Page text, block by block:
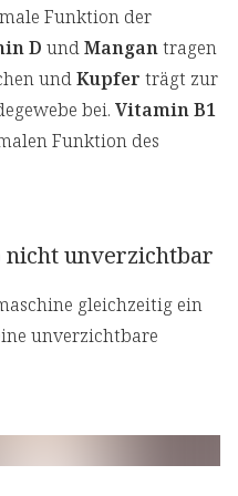
Funktion der
D undMangantragen
undKupfer trägt zur
bei. Vitamin B1
Funktion des
nicht unverzichtbar
gleichzeitig ein
unverzichtbare